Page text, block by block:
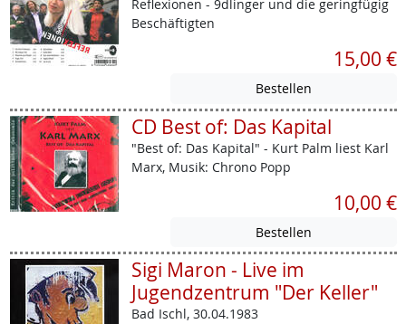
Reflexionen - 9dlinger und die geringfügig
Beschäftigten
15,00 €
CD Best of: Das Kapital
"Best of: Das Kapital" - Kurt Palm liest Karl
Marx, Musik: Chrono Popp
10,00 €
Sigi Maron - Live im
Jugendzentrum "Der Keller"
Bad Ischl, 30.04.1983